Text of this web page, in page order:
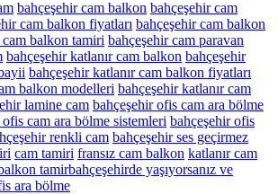
bahçeşehir cam balkon bahçeşehir cam
cam balkon fiyatları bahçeşehir cam balkon
cam balkon tamiri bahçeşehir cam paravan
bahçeşehir katlanır cam balkon bahçeşehir
bahçeşehir katlanır cam balkon fiyatları
balkon modelleri bahçeşehir katlanır cam
lamine cam bahçeşehir ofis cam ara bölme
cam ara bölme sistemleri bahçeşehir ofis
renkli cam bahçeşehir ses geçirmez
cam tamiri fransız cam balkon katlanır cam
tamirbahçeşehirde yaşıyorsanız ve
ara bölme